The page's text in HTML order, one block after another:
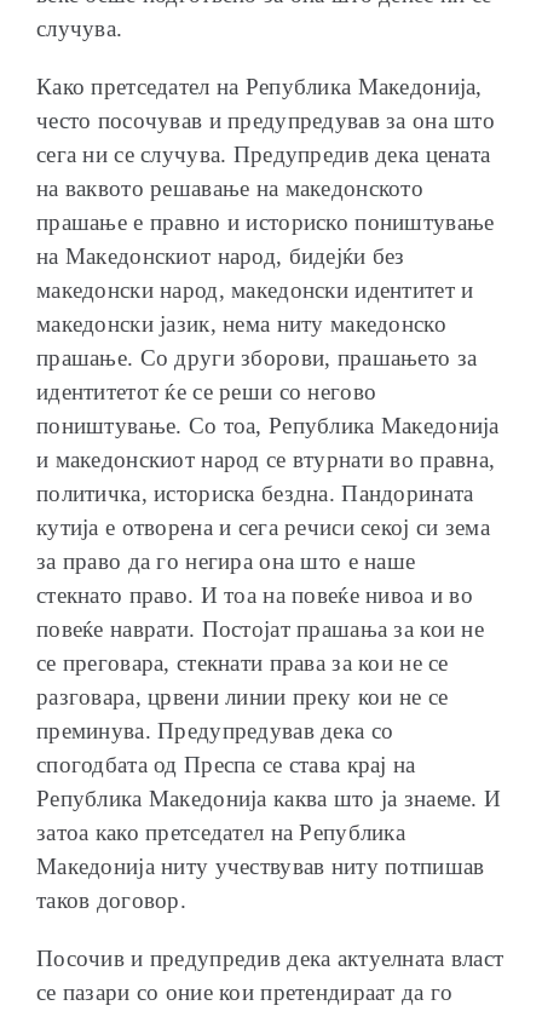
случува.
Како претседател на Република Македонија,
често посочував и предупредував за она што
сега ни се случува. Предупредив дека цената
на ваквото решавање на македонското
прашање е правно и историско поништување
на Македонскиот народ, бидејќи без
македонски народ, македонски идентитет и
македонски јазик, нема ниту македонско
прашање. Со други зборови, прашањето за
идентитетот ќе се реши со негово
поништување. Со тоа, Република Македонија
и македонскиот народ се втурнати во правна,
политичка, историска бездна. Пандорината
кутија е отворена и сега речиси секој си зема
за право да го негира она што е наше
стекнато право. И тоа на повеќе нивоа и во
повеќе наврати. Постојат прашања за кои не
се преговара, стекнати права за кои не се
разговара, црвени линии преку кои не се
преминува. Предупредував дека со
спогодбата од Преспа се става крај на
Република Македонија каква што ја знаеме. И
затоа како претседател на Република
Македонија ниту учествував ниту потпишав
таков договор.
Посочив и предупредив дека актуелната власт
се пазари со оние кои претендираат да го